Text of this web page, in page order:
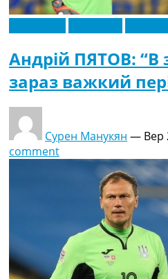
Андрій ПЯТОВ: “В
зараз важкий
Сурен Манукян — Вер
comment